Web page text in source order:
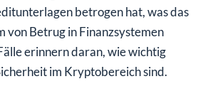
betrogen hat, was das
von Betrug in Finanzsystemen
erinnern daran, wie wichtig
im Kryptobereich sind.